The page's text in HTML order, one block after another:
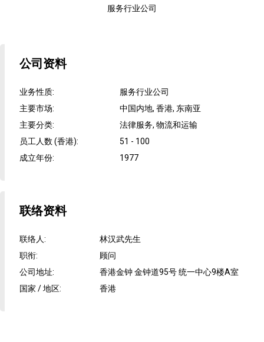
服务行业公司
公司资料
业务性质:
服务行业公司
主要市场:
中国内地, 香港, 东南亚
主要分类:
法律服务, 物流和运输
员工人数 (香港):
51 - 100
成立年份: 1977
联络资料
联络人:
林汉武先生
职衔:
顾问
公司地址:
香港金钟 金钟道95号 统一中心9楼A室
国家 / 地区: 香港